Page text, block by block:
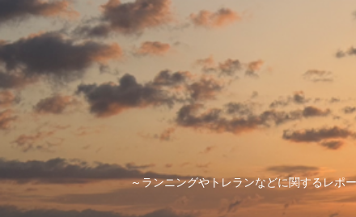
～ランニングやトレランなどに関するレポ